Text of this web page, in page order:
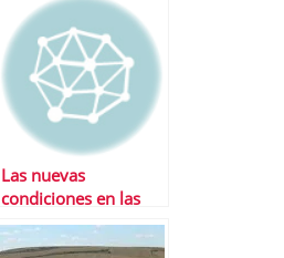
Las nuevas
condiciones en las
que tu empresa te
puede despedir